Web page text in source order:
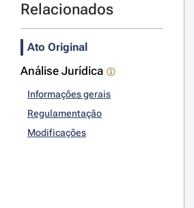
Relacionados
Ato Original
Análise Jurídica
Informações gerais
Regulamentação
Modificações